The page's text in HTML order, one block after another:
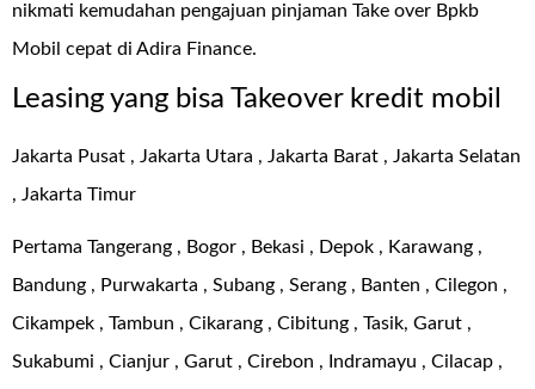
nikmati kemudahan pengajuan pinjaman Take over Bpkb
Mobil cepat di Adira Finance.
Leasing yang bisa Takeover kredit mobil
Jakarta Pusat , Jakarta Utara , Jakarta Barat , Jakarta Selatan
, Jakarta Timur
Pertama Tangerang , Bogor , Bekasi , Depok , Karawang ,
Bandung , Purwakarta , Subang , Serang , Banten , Cilegon ,
Cikampek , Tambun , Cikarang , Cibitung , Tasik, Garut ,
Sukabumi , Cianjur , Garut , Cirebon , Indramayu , Cilacap ,